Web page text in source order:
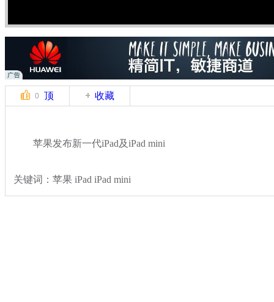
0 顶 收藏
苹果发布新一代iPad及iPad mini
关键词：苹果 iPad iPad mini